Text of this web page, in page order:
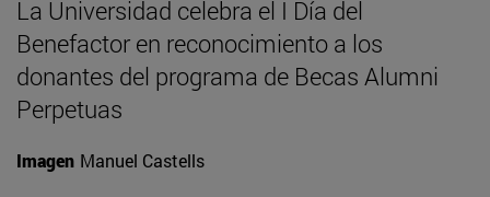
La Universidad celebra el I Día del
Benefactor en reconocimiento a los
donantes del programa de Becas Alumni
Perpetuas
Imagen Manuel Castells